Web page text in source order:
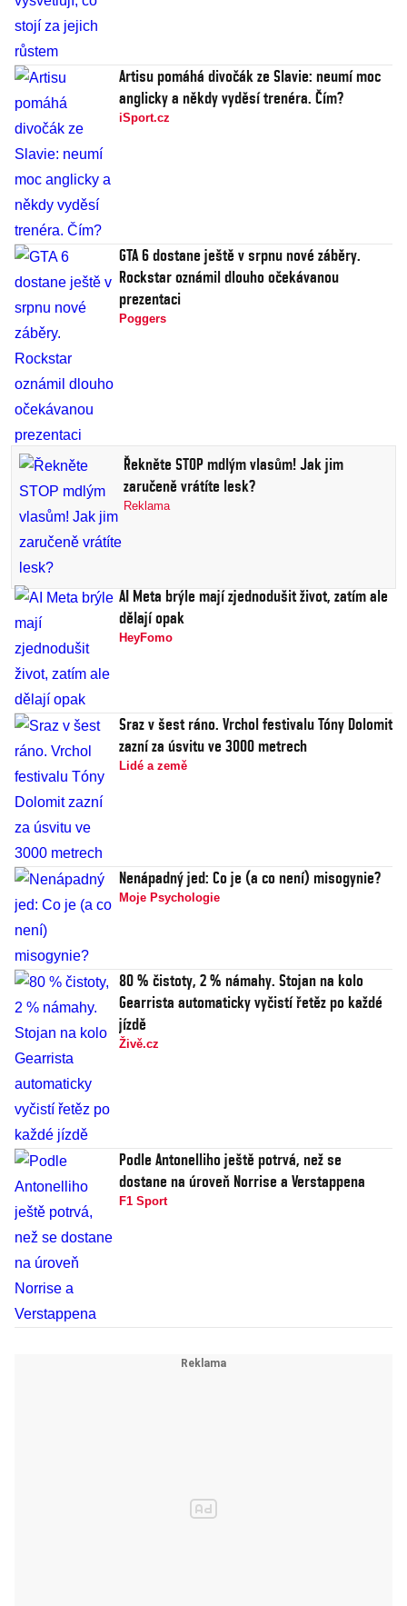
Artisu pomáhá divočák ze Slavie: neumí moc
anglicky a někdy vyděsí trenéra. Čím?
iSport.cz
GTA 6 dostane ještě v srpnu nové záběry.
Rockstar oznámil dlouho očekávanou
prezentaci
Poggers
Řekněte STOP mdlým vlasům! Jak jim
zaručeně vrátíte lesk?
Reklama
AI Meta brýle mají zjednodušit život, zatím ale
dělají opak
HeyFomo
Sraz v šest ráno. Vrchol festivalu Tóny Dolomit
zazní za úsvitu ve 3000 metrech
Lidé a země
Nenápadný jed: Co je (a co není) misogynie?
Moje Psychologie
80 % čistoty, 2 % námahy. Stojan na kolo
Gearrista automaticky vyčistí řetěz po každé
jízdě
Živě.cz
Podle Antonelliho ještě potrvá, než se
dostane na úroveň Norrise a Verstappena
F1 Sport